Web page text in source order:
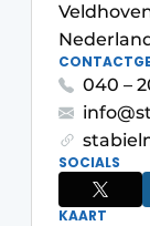
Podcasts
Privacy /
story
Video’s
Glas
Modulair
040 –
SOCIALS
KAART